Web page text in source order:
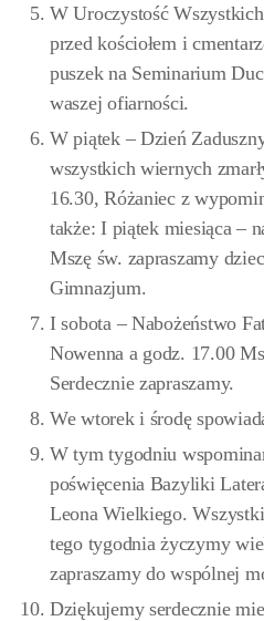
W Uroczystość
przed kościołem i
puszek na Seminarium
waszej ofiarności.
W piątek – Dzień
wszystkich wiernych
16.30, Różaniec z
także: I piątek miesiąca –
Mszę św. zapraszamy
Gimnazjum.
I sobota – Nabożeństwo
Nowenna a godz. 17.00
Serdecznie zapraszamy.
We wtorek i środę
W tym tygodniu
poświęcenia Bazyliki
Leona Wielkiego.
tego tygodnia życzymy
zapraszamy do wspólnej
Dziękujemy serdecznie